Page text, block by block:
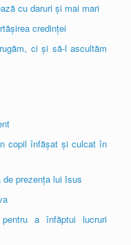
cu daruri și mai mari
credinței
ci și să-l ascultăm
copil înfășat și culcat în
prezența lui Isus
a înfăptui lucruri